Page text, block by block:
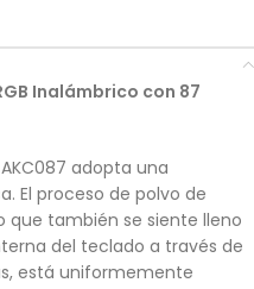
Inalámbrico con 87
adopta una
El proceso de polvo de
que también se siente lleno
del teclado a través de
está uniformemente